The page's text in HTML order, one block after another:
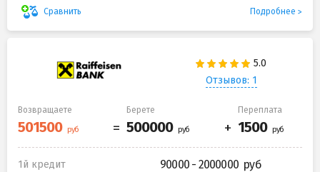
Сравнить Подробнее
Отзывов: 1
Возвращаете Берете Переплата
1й кредит 90000 - 2000000